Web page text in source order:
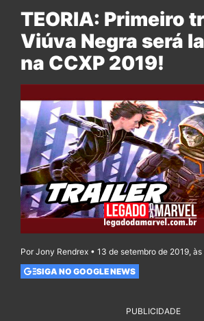
TEORIA: Primeiro
Viúva Negra será
na CCXP 2019!
Por Jony Rendrex • 13 de setembro de 2019,
SIGA NO GOOGLE NEWS
PUBLICIDADE